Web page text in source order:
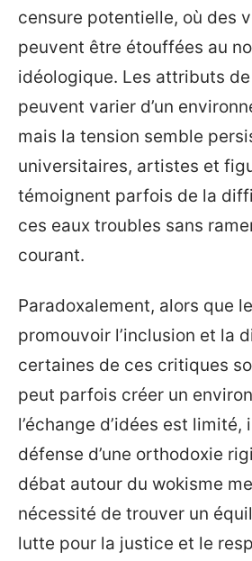
censure potentielle, où des
peuvent être étouffées au
idéologique. Les attributs
peuvent varier d’un
mais la tension semble
universitaires, artistes et
témoignent parfois de la
ces eaux troubles sans
courant.
Paradoxalement, alors que
promouvoir l’inclusion et la
certaines de ces critiques
peut parfois créer un
l’échange d’idées est limité,
défense d’une orthodoxie
débat autour du wokisme
nécessité de trouver un
lutte pour la justice et le